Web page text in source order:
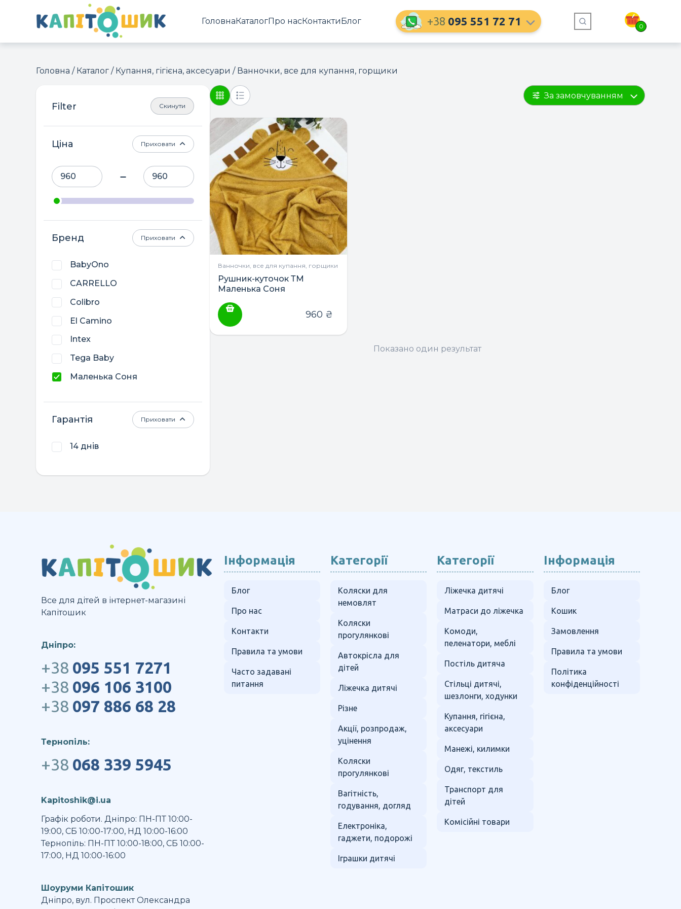
ГоловнаКаталогПро насКонтактиБлог +38 095 551 72 71 0
Головна / Каталог / Купання, гігієна, аксесуари / Ванночки, все для купання, горщики
Скинути
Ціна Приховати
Бренд
BabyOno
CARRELLO
Colibro
El Camino
Intex
Tega Baby
Маленька Соня
Україна
Приховати
Гарантія
14 днів
Приховати
За замовчуванням
Ванночки, все для купання, горщики
Рушник-куточок ТМ
Маленька Соня
960 ₴
Показано один результат
Все для дітей в інтернет-магазині
Капітошик
Дніпро:
+38 095 551 7271
+38 096 106 3100
+38 097 886 68 28
Тернопіль:
+38 068 339 5945
Kapitoshik@i.ua
Графік роботи. Дніпро: ПН-ПТ 10:00-
19:00, СБ 10:00-17:00, НД 10:00-16:00
Тернопіль: ПН-ПТ 10:00-18:00, СБ 10:00-
17:00, НД 10:00-16:00
Шоуруми Капітошик
Дніпро, вул. Проспект Олександра
Інформація
Блог
Про нас
Контакти
Правила та умови
Часто задавані
питання
Категорії
Коляски для
немовлят
Коляски
прогулянкові
Автокрісла для
дітей
Ліжечка дитячі
Різне
Акції, розпродаж,
уцінення
Коляски
прогулянкові
Вагітність,
годування, догляд
Електроніка,
гаджети, подорожі
Іграшки дитячі
Категорії
Ліжечка дитячі
Матраси до ліжечка
Комоди,
пеленатори, меблі
Постіль дитяча
Стільці дитячі,
шезлонги, ходунки
Купання, гігієна,
аксесуари
Манежі, килимки
Одяг, текстиль
Транспорт для
дітей
Комісійні товари
Інформація
Блог
Кошик
Замовлення
Правила та умови
Політика
конфіденційності